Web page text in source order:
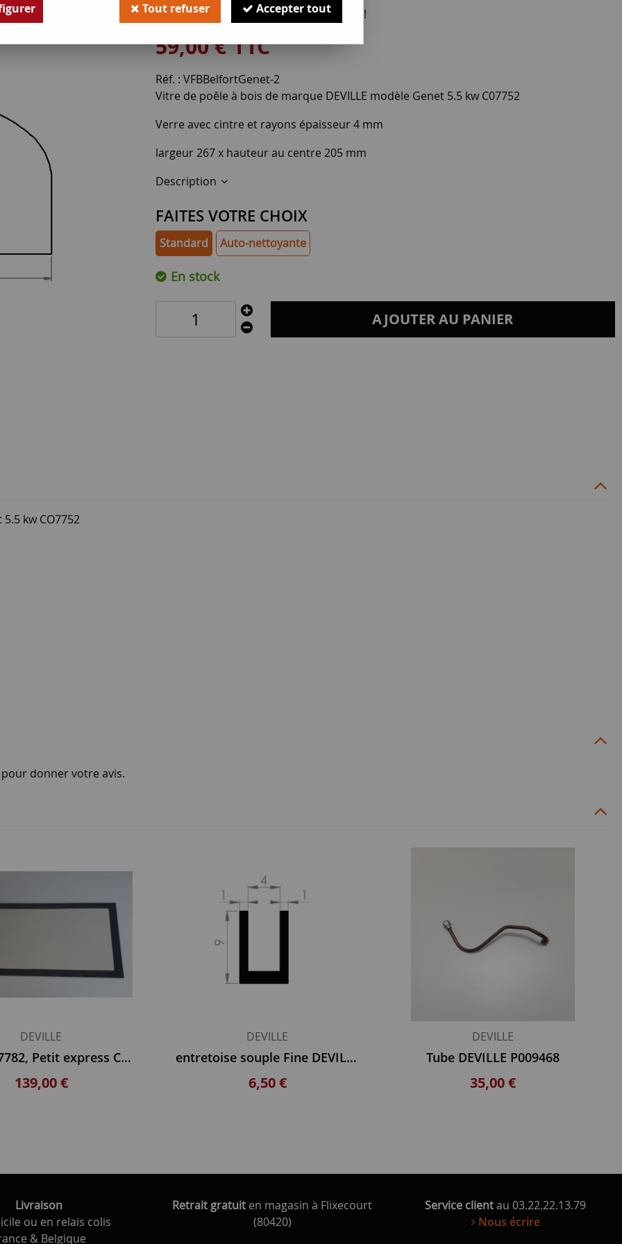
Soyez le premier à donner votre avis !
59,00€TTC
Réf. : VFBBelfortGenet-2
Vitre de poêle à bois de marque DEVILLE modèle Genet 5.5 kw C07752
Verre avec cintre et rayons épaisseur 4 mm
largeur 267 x hauteur au centre 205 mm
Description
FAITES VOTRE CHOIX
Standard Auto-nettoyante
En stock
AJOUTER AU PANIER
kw CO7752
pour donner votre avis.
DEVILLE
India C07782, Petit express C07799
139,00 €
DEVILLE
entretoise souple Fine DEVILLE
6,50 €
DEVILLE
Tube DEVILLE P009468
35,00 €
Livraison
ou en relais colis
& Belgique
Retrait gratuit en magasin à Flixecourt
(80420)
Service clientau 03.22.22.13.79
Nous écrire
Tout refuser Accepter tout